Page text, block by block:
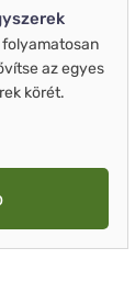
folyamatosan
az egyes
körét.